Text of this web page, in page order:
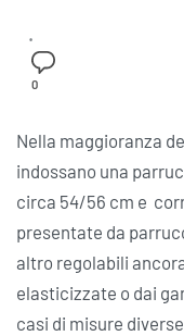
0
Nella maggioranza
indossano una
circa 54/56 cm e
presentate da
altro regolabili
elasticizzate o dai
casi di misure